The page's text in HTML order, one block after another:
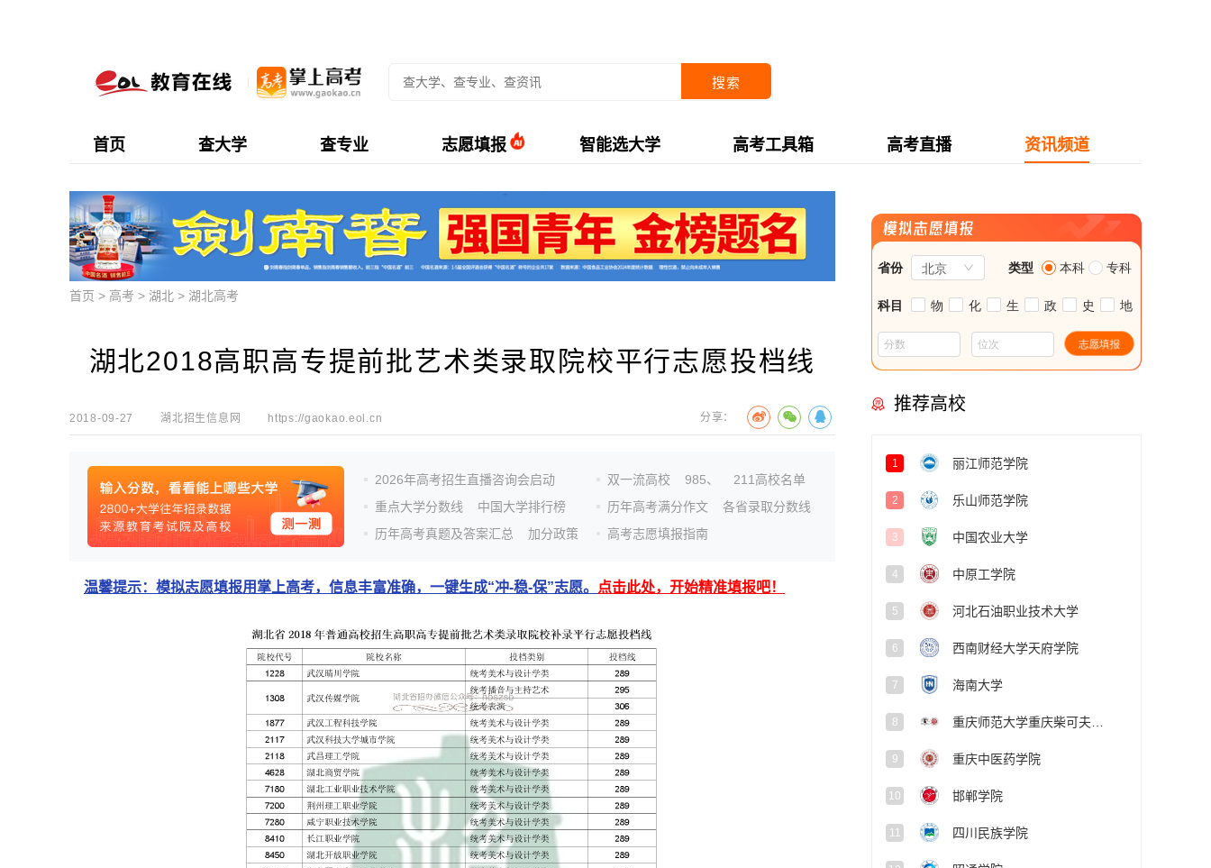
搜索
首页 查大学 查专业 志愿填报 智能选大学 高考工具箱 高考直播 资讯频道
首页 > 高考 > 湖北 > 湖北高考
湖北2018高职高专提前批艺术类录取院校平行志愿投档线
2018-09-27 湖北招生信息网 https://gaokao.eol.cn 分享：
2026年高考招生直播咨询会启动
重点大学分数线
中国大学排行榜
历年高考真题及答案汇总
加分政策
双一流高校 985、
211高校名单
历年高考满分作文
各省录取分数线
高考志愿填报指南
温馨提示：模拟志愿填报用掌上高考，信息丰富准确，一键生成“冲-稳-保”志愿。 点击此处，开始精准填报吧！
推荐高校
1 丽江师范学院
2 乐山师范学院
3 中国农业大学
4 中原工学院
5 河北石油职业技术大学
6 西南财经大学天府学院
7 海南大学
8
9 重庆中医药学院
10 邯郸学院
11 四川民族学院